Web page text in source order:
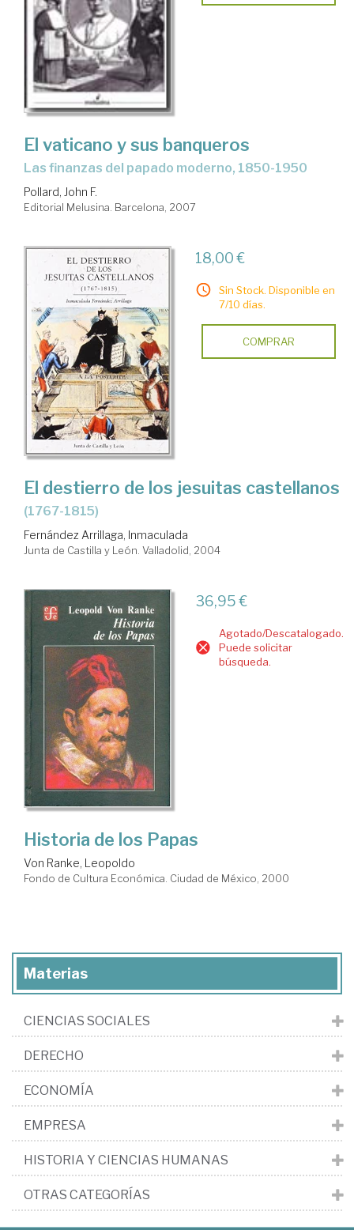
El vaticano y sus banqueros
las finanzas del papado moderno, 1850-1950
Pollard, John F.
Editorial Melusina. Barcelona, 2007
18,00 €
Sin Stock. Disponible en
7/10 días.
COMPRAR
El destierro de los jesuitas castellanos
(1767-1815)
Fernández Arrillaga, Inmaculada
Junta de Castilla y León. Valladolid, 2004
36,95 €
Agotado/Descatalogado.
Puede solicitar
búsqueda.
Historia de los Papas
Von Ranke, Leopoldo
Fondo de Cultura Económica. Ciudad de México, 2000
Materias
CIENCIAS SOCIALES
DERECHO
ECONOMÍA
EMPRESA
HISTORIA Y CIENCIAS HUMANAS
OTRAS CATEGORÍAS